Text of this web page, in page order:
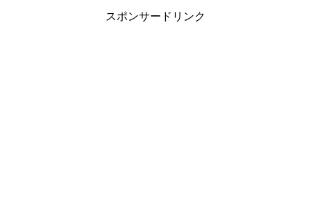
スポンサードリンク